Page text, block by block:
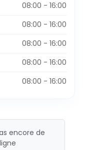
08:00 - 16:00
08:00 - 16:00
08:00 - 16:00
08:00 - 16:00
08:00 - 16:00
encore de